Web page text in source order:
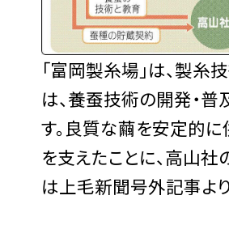
「富岡製糸場」は、製糸
は、養蚕技術の開発・
す。良質な繭を安定的
を支えたことに、高山社
は上毛新聞号外記事より